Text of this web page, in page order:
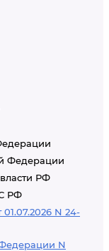
Федерации
РФ
РФ
N 24-
N